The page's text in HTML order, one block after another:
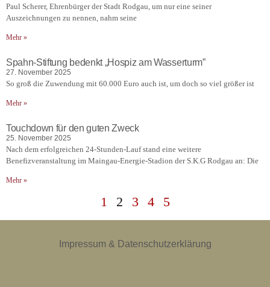
Paul Scherer, Ehrenbürger der Stadt Rodgau, um nur eine seiner
Auszeichnungen zu nennen, nahm seine
Mehr »
Spahn-Stiftung bedenkt „Hospiz am Wasserturm”
27. November 2025
So groß die Zuwendung mit 60.000 Euro auch ist, um doch so viel größer ist
Mehr »
Touchdown für den guten Zweck
25. November 2025
Nach dem erfolgreichen 24-Stunden-Lauf stand eine weitere
Benefizveranstaltung im Maingau-Energie-Stadion der S.K.G Rodgau an: Die
Mehr »
1 2 3 4 5
Impressum & Datenschutzerklärung